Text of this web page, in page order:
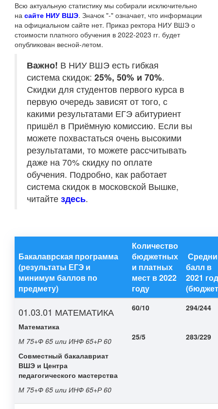
Всю актуальную статистику мы собирали исключительно
на сайте НИУ ВШЭ. Значок "-" означает, что информации
на официальном сайте нет. Приказ ректора НИУ ВШЭ о
стоимости платного обучения в 2022-2023 гг. будет
опубликован весной-летом.
Важно! В НИУ ВШЭ есть гибкая
система скидок: 25%, 50% и 70%.
Скидки для студентов первого курса в
первую очередь зависят от того, с
какими результатами ЕГЭ абитуриент
пришёл в Приёмную комиссию. Если вы
можете похвастаться очень высокими
результатами, то можете рассчитывать
даже на 70% скидку по оплате
обучения. Подробно, как работает
система скидок в московской Вышке,
читайте здесь.
Бакалаврская программа
(результаты ЕГЭ и
минимум баллов по
предмету)
Количество
бюджетных
и платных
мест в 2022
году
балл в
2021
01.03.01 МАТЕМАТИКА
Математика
М 75+Ф 65 или ИНФ 65+Р 60
Совместный бакалавриат
ВШЭ и Центра
педагогического мастерства
М 75+Ф 65 или ИНФ 65+Р 60
60/10
25/5
294/244
283/229